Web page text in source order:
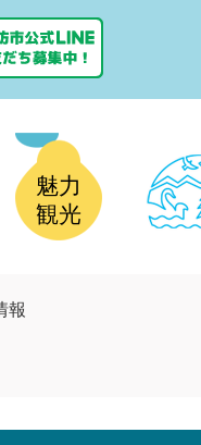
魅力
観光
報